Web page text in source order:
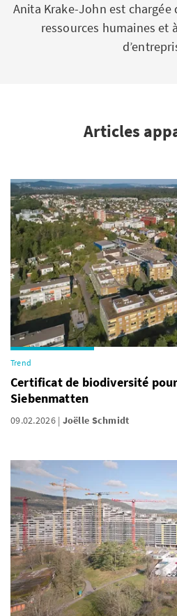
Anita Krake-John est
ressources humaines et
Articles
Trend
Certificat de biodiversité
Siebenmatten
09.02.2026 Joëlle Schmidt